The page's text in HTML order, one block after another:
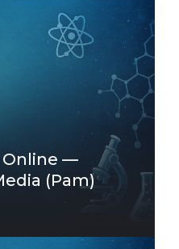
Online —
(pam)